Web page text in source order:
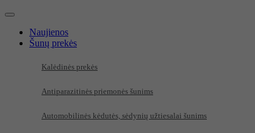
Naujienos
Šunų prekės
Kalėdinės prekės
Antiparazitinės priemonės šunims
Automobilinės kėdutės, sėdynių užtiesalai šunims